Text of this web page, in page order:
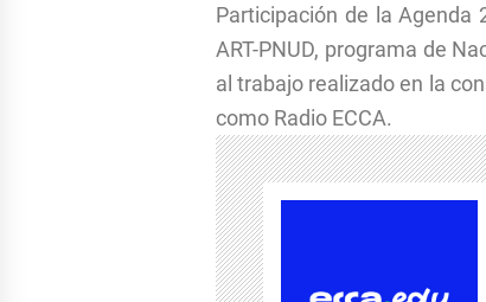
Participación de la Agenda
ART-PNUD, programa de
al trabajo realizado en la
como Radio ECCA.